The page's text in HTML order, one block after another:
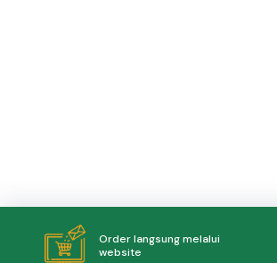
Order langsung melalui
website